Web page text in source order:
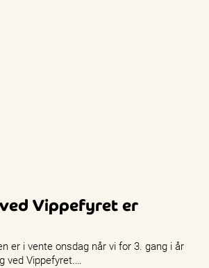
Vippefyret er
er i vente onsdag når vi for 3. gang i år
ved Vippefyret.…